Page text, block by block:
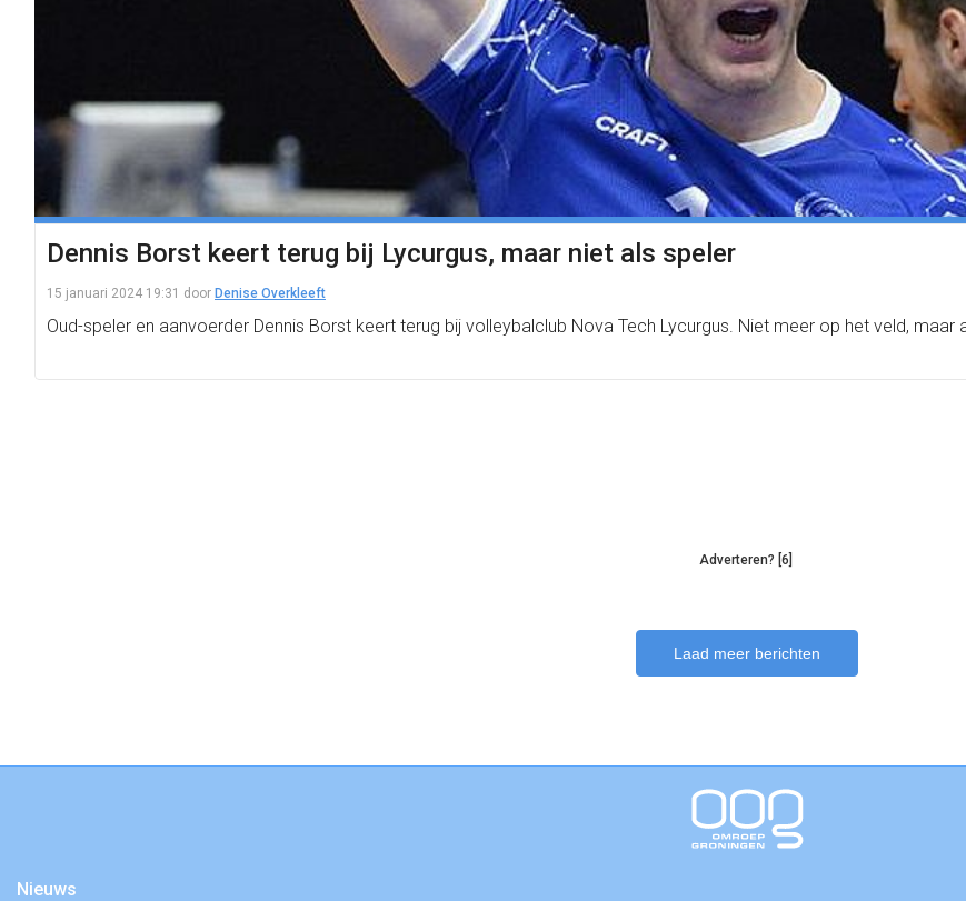
Dennis Borst keert terug bij Lycurgus, maar niet als speler
15 januari 2024 19:31 door Denise Overkleeft
Oud-speler en aanvoerder Dennis Borst keert terug bij volleybalclub Nova Tech Lycurgus. Niet meer op het veld, maar
Adverteren? [6]
Laad meer berichten
Nieuws